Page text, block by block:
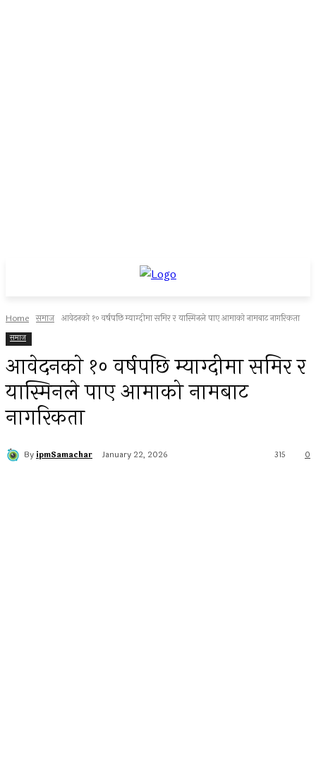
Home समाज आवेदनकाे १० वर्षपछि म्याग्दीमा समिर र यास्मिनले पाए आमाको नामबाट नागरिकता
समाज
आवेदनकाे १० वर्षपछि म्याग्दीमा समिर र
यास्मिनले पाए आमाको नामबाट
नागरिकता
By ipmSamachar January 22, 2026 0
315